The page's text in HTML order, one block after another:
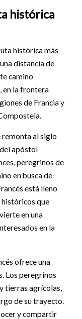
histórica
histórica más
distancia de
camino
en la frontera
de Francia y
remonta al siglo
apóstol
peregrinos de
en busca de
está lleno
que
en una
en la
ofrece una
Los peregrinos
tierras agrícolas,
de su trayecto.
y compartir